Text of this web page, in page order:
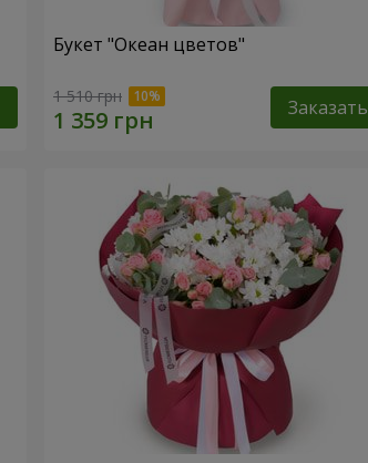
Букет "Океан цветов"
1 510 грн Заказать